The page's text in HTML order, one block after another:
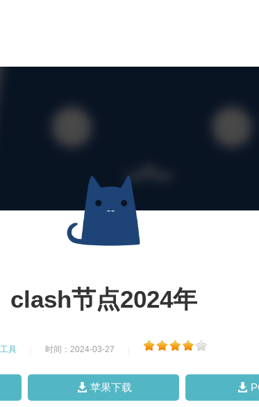
clash节点2024年
工具 时间：2024-03-27
苹果下载